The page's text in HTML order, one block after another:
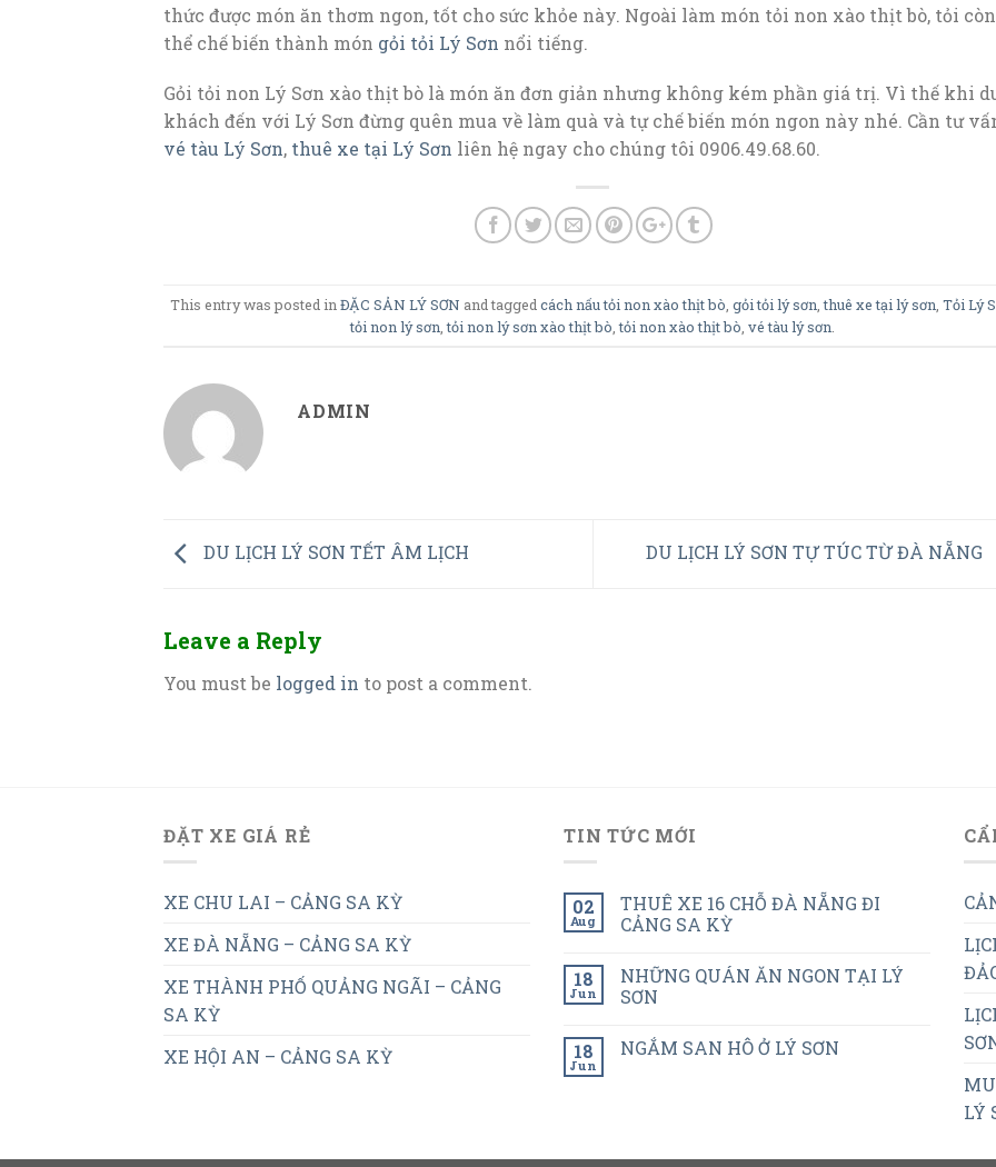
thức được món ăn thơm ngon, tốt cho sức khỏe này. Ngoài làm món tỏi non xào thịt bò, tỏi
thể chế biến thành món gỏi tỏi Lý Sơn nổi tiếng.
Gỏi tỏi non Lý Sơn xào thịt bò là món ăn đơn giản nhưng không kém phần giá trị. Vì thế khi
khách đến với Lý Sơn đừng quên mua về làm quà và tự chế biến món ngon này nhé. Cần tư
vé tàu Lý Sơn, thuê xe tại Lý Sơn liên hệ ngay cho chúng tôi 0906.49.68.60.
This entry was posted in ĐẶC SẢN LÝ SƠN and tagged cách nấu tỏi non xào thịt bò gỏi tỏi lý sơn ,thuê xe tại lý sơn Tỏi Lý
tỏi non lý sơn ,tỏi non lý sơn xào thịt bò ,tỏi non xào thịt bò ,vé tàu lý sơn
ADMIN
DU LỊCH LÝ SƠN TẾT ÂM LỊCH DU LỊCH LÝ SƠN TỰ TÚC TỪ ĐÀ NẴNG
Leave a Reply
You must be logged in to post a comment.
ĐẶT XE GIÁ RẺ
XE CHU LAI – CẢNG SA KỲ
XE ĐÀ NẴNG – CẢNG SA KỲ
XE THÀNH PHỐ QUẢNG NGÃI – CẢNG
SA KỲ
XE HỘI AN – CẢNG SA KỲ
TIN TỨC MỚI
02
Aug
THUÊ XE 16 CHỖ ĐÀ NẴNG ĐI
CẢNG SA KỲ
18
Jun
NHỮNG QUÁN ĂN NGON TẠI LÝ
SƠN
18
Jun
NGẮM SAN HÔ Ở LÝ SƠN
LÝ